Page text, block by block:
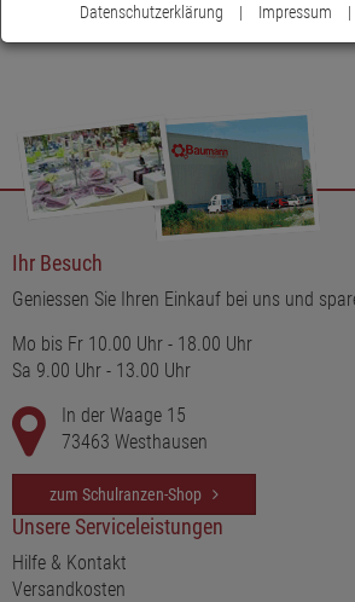
Ihr Besuch
Geniessen Sie Ihren Einkauf bei uns und
Mo bis Fr 10.00 Uhr - 18.00 Uhr
Sa 9.00 Uhr - 13.00 Uhr
In der Waage 15
73463 Westhausen
zum Schulranzen-Shop
Unsere Serviceleistungen
Hilfe & Kontakt
Versandkosten
Datenschutzerklärung | Impressum |